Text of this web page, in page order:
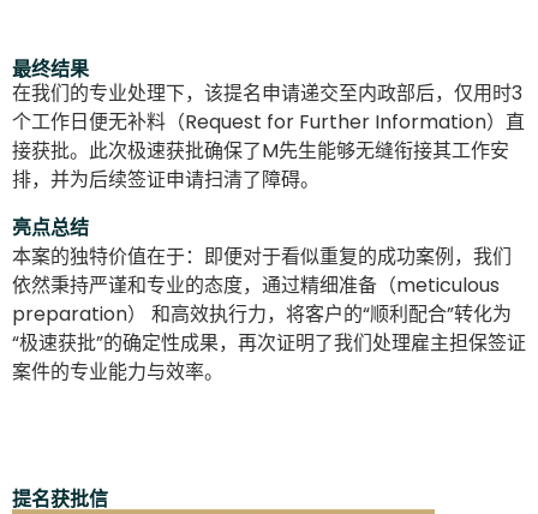
最终结果
在我们的专业处理下，该提名申请递交至内政部后，仅用时3
个工作日便无补料（Request for Further Information）直
接获批。此次极速获批确保了M先生能够无缝衔接其工作安
排，并为后续签证申请扫清了障碍。
亮点总结
本案的独特价值在于：即便对于看似重复的成功案例，我们
依然秉持严谨和专业的态度，通过精细准备（meticulous
preparation） 和高效执行力，将客户的“顺利配合”转化为
“极速获批”的确定性成果，再次证明了我们处理雇主担保签证
案件的专业能力与效率。
提名获批信